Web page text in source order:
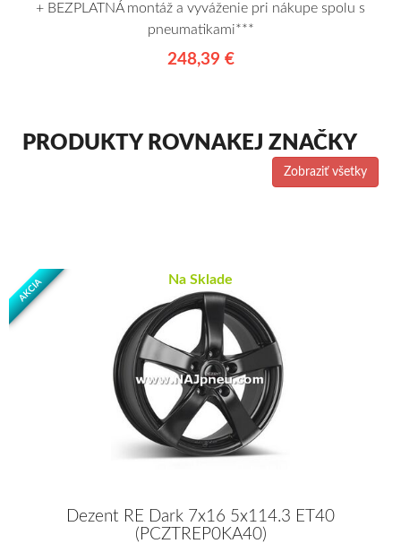
+ BEZPLATNÁ montáž a vyváženie pri nákupe spolu s
pneumatikami***
248,39 €
PRODUKTY ROVNAKEJ ZNAČKY
Zobraziť všetky
AKCIA Na Sklade
Dezent RE Dark 7x16 5x114.3 ET40
(PCZTREP0KA40)